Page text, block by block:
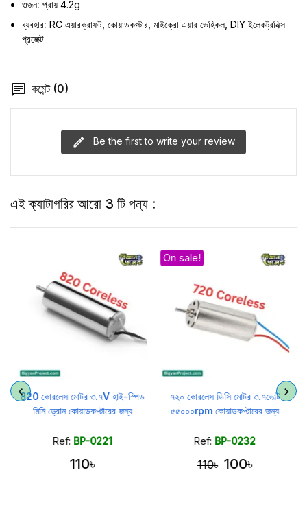
ওজন: প্রায় 4.2g
ব্যবহার: RC এয়ারক্রাফট, কোয়াডকপ্টার, মাইক্রো এয়ার ভেহিকল, DIY ইলেকট্রনিক্স
প্রজেক্ট
কমেন্ট (0)
Be the first to write your review
এই ক্যাটাগরির আরো 3 টি পন্য :
820 কোরলেস মোটর ৩.৭V হাই-স্পিড
মিনি ড্রোন কোয়াডকপ্টারের জন্য
Ref: BP-0221
110৳
On sale!
৭২০ কোরলেস ডিসি মোটর ৩.৭ভোল্ট
৫৫০০০rpm কোয়াডকপ্টারের জন্য
Ref: BP-0232
110৳ 100৳